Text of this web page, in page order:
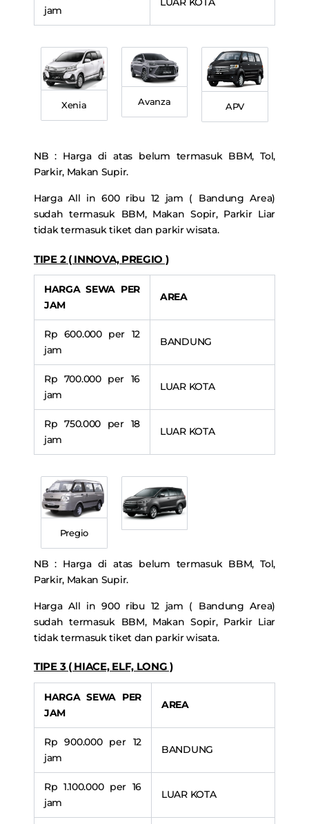
jam
Xenia Avanza APV
NB : Harga di atas belum termasuk BBM, Tol,
Parkir, Makan Supir.
Harga All in 600 ribu 12 jam ( Bandung Area)
sudah termasuk BBM, Makan Sopir, Parkir Liar
tidak termasuk tiket dan parkir wisata.
TIPE 2 ( INNOVA, PREGIO )
HARGA SEWA PER
JAM
AREA
Rp 600.000 per 12
jam
BANDUNG
Rp 700.000 per 16
jam
LUAR KOTA
Rp 750.000 per 18
jam
LUAR KOTA
Pregio
NB : Harga di atas belum termasuk BBM, Tol,
Parkir, Makan Supir.
Harga All in 900 ribu 12 jam ( Bandung Area)
sudah termasuk BBM, Makan Sopir, Parkir Liar
tidak termasuk tiket dan parkir wisata.
TIPE 3 ( HIACE, ELF, LONG )
HARGA SEWA PER
JAM
AREA
Rp 900.000 per 12
jam
BANDUNG
Rp 1.100.000 per 16
jam
LUAR KOTA